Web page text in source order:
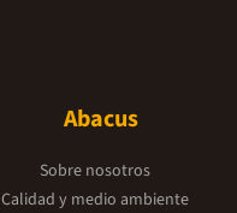
Abacus
Sobre nosotros
Calidad y medio ambiente